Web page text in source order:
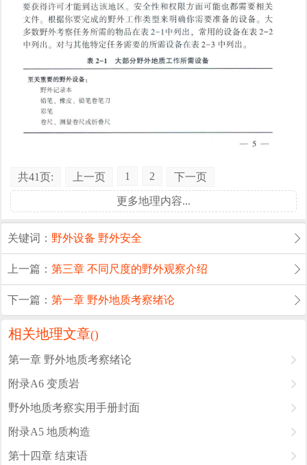
共41页: 上一页 1 2 下一页
更多地理内容...
关键词： 野外设备 野外安全
上一篇：第三章 不同尺度的野外观察介绍
下一篇：第一章 野外地质考察绪论
相关地理文章()
第一章 野外地质考察绪论
附录A6 变质岩
野外地质考察实用手册封面
附录A5 地质构造
第十四章 结束语